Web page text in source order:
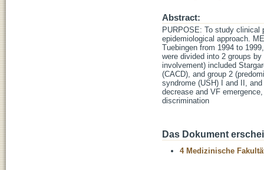
Abstract:
PURPOSE: To study clinical
epidemiological approach.
Tuebingen from 1994 to
were divided into 2 groups
involvement) included
(CACD), and group 2
syndrome (USH) I and II,
decrease and VF
discrimination
Das Dokument
4 Medizinische